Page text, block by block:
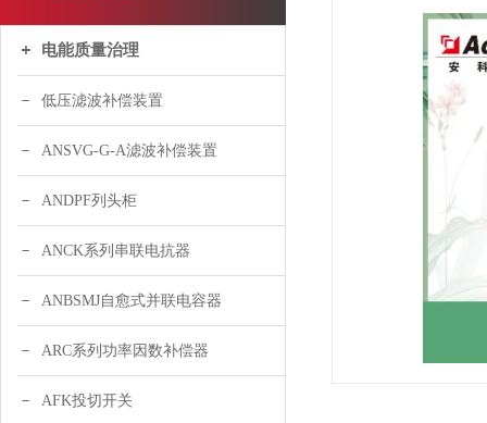
电能质量治理
低压滤波补偿装置
ANSVG-G-A滤波补偿装置
ANDPF列头柜
ANCK系列串联电抗器
ANBSMJ自愈式并联电容器
ARC系列功率因数补偿器
AFK投切开关